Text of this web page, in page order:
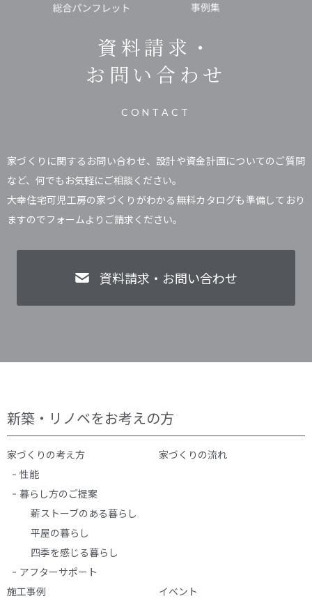
資料請求・
お問い合わせ
CONTACT
家づくりに関するお問い合わせ、設計や資金計画についてのご質問
など、何でもお気軽にご相談ください。
大幸住宅可児工房の家づくりがわかる無料カタログも準備しており
ますのでフォームよりご請求ください。
資料請求・お問い合わせ
新築・リノベをお考えの方
家づくりの考え方
性能
暮らし方のご提案
薪ストーブのある暮らし
平屋の暮らし
四季を感じる暮らし
アフターサポート
家づくりの流れ
施工事例
イベント